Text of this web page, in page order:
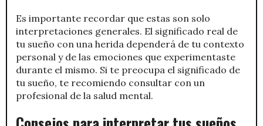
Es importante recordar que estas son solo
interpretaciones generales. El significado real de
tu sueño con una herida dependerá de tu contexto
personal y de las emociones que experimentaste
durante el mismo. Si te preocupa el significado de
tu sueño, te recomiendo consultar con un
profesional de la salud mental.